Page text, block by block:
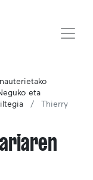
eta
Thierry